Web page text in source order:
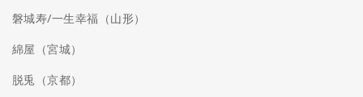
磐城寿/一生幸福（山形）
綿屋（宮城）
脱兎（京都）